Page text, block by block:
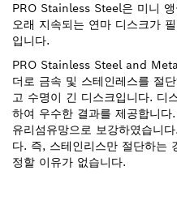
PRO Stainless Steel은 미니
오래 지속되는 연마 디스크가
입니다.
PRO Stainless Steel and
더로 금속 및 스테인레스를 절
고 수명이 긴 디스크입니다. 디
하여 우수한 결과를 제공합니
유리섬유망으로 보강하였습니
다. 즉, 스테인리스만 절단하는
정할 이유가 없습니다.